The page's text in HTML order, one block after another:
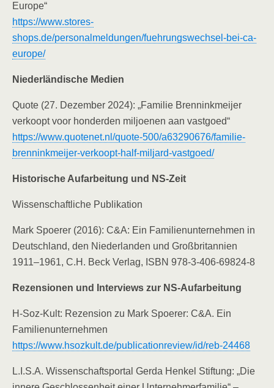
Europe“
https://www.stores-
shops.de/personalmeldungen/fuehrungswechsel-bei-ca-
europe/
Niederländische Medien
Quote (27. Dezember 2024): „Familie Brenninkmeijer
verkoopt voor honderden miljoenen aan vastgoed“
https://www.quotenet.nl/quote-500/a63290676/familie-
brenninkmeijer-verkoopt-half-miljard-vastgoed/
Historische Aufarbeitung und NS-Zeit
Wissenschaftliche Publikation
Mark Spoerer (2016): C&A: Ein Familienunternehmen in
Deutschland, den Niederlanden und Großbritannien
1911–1961, C.H. Beck Verlag, ISBN 978-3-406-69824-8
Rezensionen und Interviews zur NS-Aufarbeitung
H-Soz-Kult: Rezension zu Mark Spoerer: C&A. Ein
Familienunternehmen
https://www.hsozkult.de/publicationreview/id/reb-24468
L.I.S.A. Wissenschaftsportal Gerda Henkel Stiftung: „Die